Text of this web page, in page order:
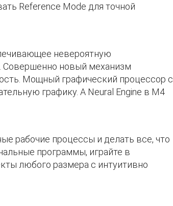
Reference Mode для точной
невероятную
Совершенно новый механизм
Мощный графический процессор с
графику. А Neural Engine в M4
рабочие процессы и делать все, что
программы, играйте в
любого размера с интуитивно